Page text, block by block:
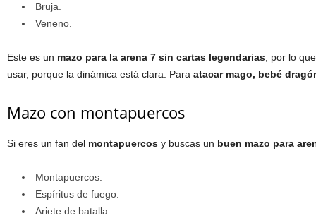
Bruja.
Veneno.
Este es un mazo para la arena 7 sin cartas legendarias, por lo
usar, porque la dinámica está clara. Para atacar mago, bebé
Mazo con montapuercos
Si eres un fan del montapuercos y buscas un buen mazo para
Montapuercos.
Espíritus de fuego.
Ariete de batalla.